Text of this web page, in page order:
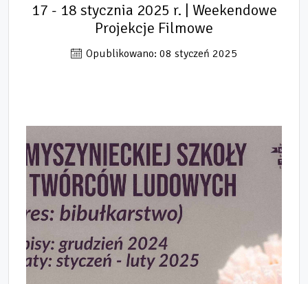
17 - 18 stycznia 2025 r. | Weekendowe
Projekcje Filmowe
Opublikowano: 08 styczeń 2025